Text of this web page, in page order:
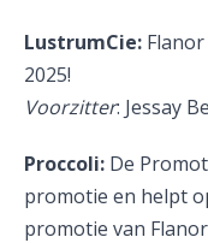
LustrumCie:
2025!
Voorzitter: Jessay
Proccoli: De
promotie en helpt
promotie van